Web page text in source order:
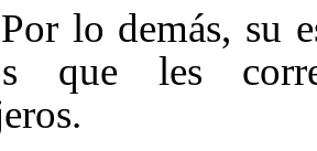
lo demás, su
que les